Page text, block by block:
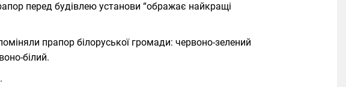
перед будівлею установи “ображає найкращі
прапор білоруської громади: червоно-зелений
білий.